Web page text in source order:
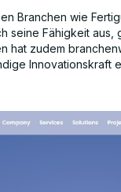
Branchen wie
seine Fähigkeit
hat zudem
Innovationskraft